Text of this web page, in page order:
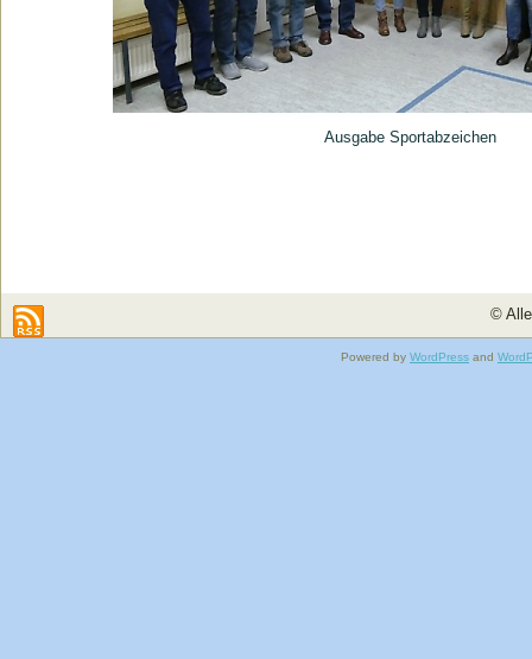
Ausgabe Sportabzeichen
©
Powered by WordPress and